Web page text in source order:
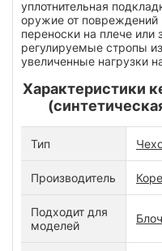
уплотнительная
оружие от повреждений
переноски на плече
регулируемые стропы
увеличенные нагрузки
Характеристики
Тип
Производитель
Подходит для
моделей